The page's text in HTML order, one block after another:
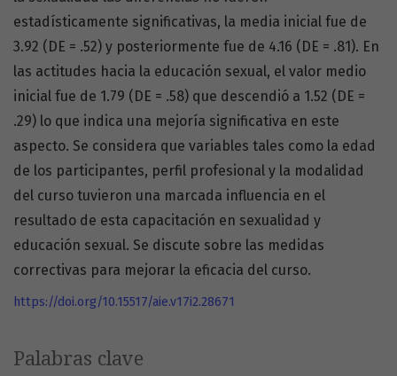
Palabras clave
estadísticamente significativas, la media inicial fue de
3.92 (DE = .52) y posteriormente fue de 4.16 (DE = .81). En
las actitudes hacia la educación sexual, el valor medio
inicial fue de 1.79 (DE = .58) que descendió a 1.52 (DE =
.29) lo que indica una mejoría significativa en este
aspecto. Se considera que variables tales como la edad
de los participantes, perfil profesional y la modalidad
del curso tuvieron una marcada influencia en el
resultado de esta capacitación en sexualidad y
educación sexual. Se discute sobre las medidas
correctivas para mejorar la eficacia del curso.
https://doi.org/10.15517/aie.v17i2.28671